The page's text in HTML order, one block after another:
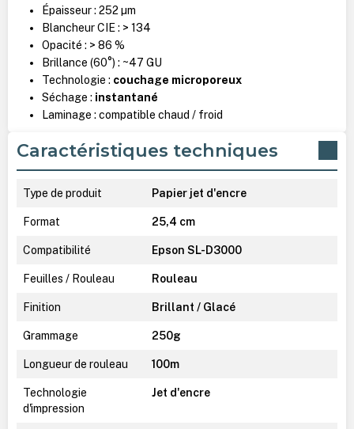
Épaisseur : 252 µm
Blancheur CIE : > 134
Opacité : > 86 %
Brillance (60°) : ~47 GU
Technologie : couchage microporeux
Séchage : instantané
Laminage : compatible chaud / froid
Caractéristiques techniques
Type de produit Papier jet d'encre
Format 25,4 cm
Compatibilité Epson SL-D3000
Feuilles / Rouleau Rouleau
Finition Brillant / Glacé
Grammage 250g
Longueur de rouleau 100m
Technologie
d'impression
Jet d'encre